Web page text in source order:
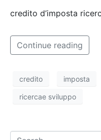
credito d’imposta
Continue reading
credito imposta
ricercae sviluppo